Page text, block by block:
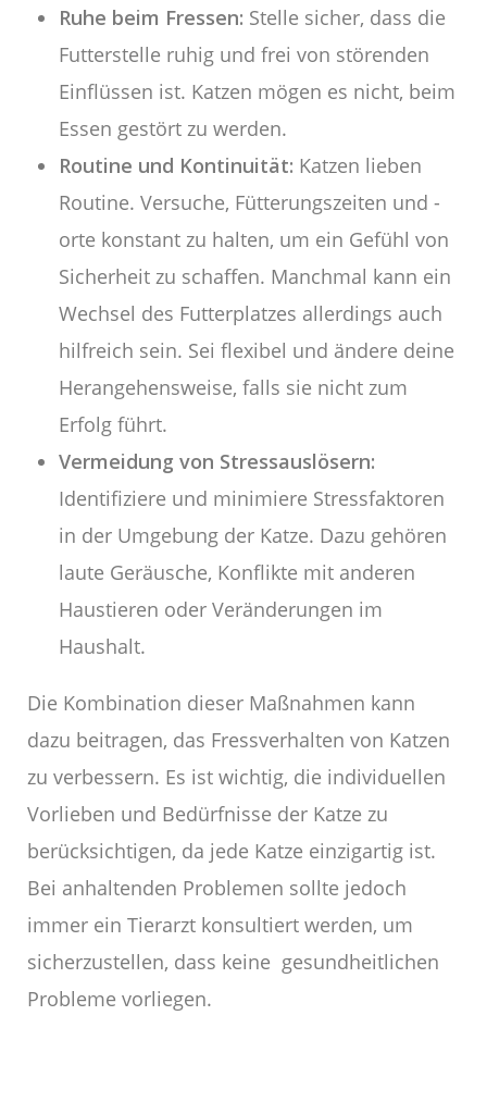
Ruhe beim Fressen: Stelle sicher, dass die
Futterstelle ruhig und frei von störenden
Einflüssen ist. Katzen mögen es nicht, beim
Essen gestört zu werden.
Routine und Kontinuität: Katzen lieben
Routine. Versuche, Fütterungszeiten und -
orte konstant zu halten, um ein Gefühl von
Sicherheit zu schaffen. Manchmal kann ein
Wechsel des Futterplatzes allerdings auch
hilfreich sein. Sei flexibel und ändere deine
Herangehensweise, falls sie nicht zum
Erfolg führt.
Vermeidung von Stressauslösern:
Identifiziere und minimiere Stressfaktoren
in der Umgebung der Katze. Dazu gehören
laute Geräusche, Konflikte mit anderen
Haustieren oder Veränderungen im
Haushalt.
Die Kombination dieser Maßnahmen kann
dazu beitragen, das Fressverhalten von Katzen
zu verbessern. Es ist wichtig, die individuellen
Vorlieben und Bedürfnisse der Katze zu
berücksichtigen, da jede Katze einzigartig ist.
Bei anhaltenden Problemen sollte jedoch
immer ein Tierarzt konsultiert werden, um
sicherzustellen, dass keine gesundheitlichen
Probleme vorliegen.